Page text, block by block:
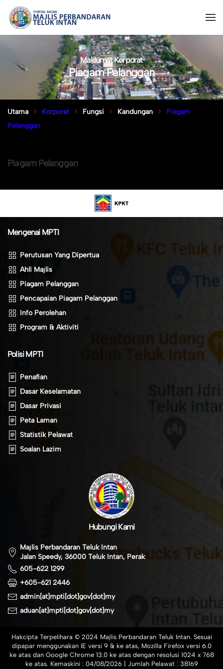
Maklumat Korporat
Piagam Pelanggan
Utama Korporat Fungsi Kandungan
Piagam
Pelanggan
Piagam Pelanggan
Mengenai MPTI
Perutusan Yang Dipertua
Ahli Majlis
Piagam Pelanggan
Pencapaian Piagam Pelanggan
Info Perolehan
Program & Aktiviti
Polisi MPTI
Penafian
Dasar Keselamatan
Dasar Privasi
Peta Laman
Statistik Pelawat
Soalan Lazim
Hubungi Kami
Majlis Perbandaran Teluk Intan
Jalan Speedy, 36000 Teluk Intan, Perak
605-622 1299
+605-621 2446
admin[at]mpti[dot]gov[dot]my
aduan[at]mpti[dot]gov[dot]my
Hakcipta Terpelihara © 2024 Majlis Perbandaran Teluk Intan. Sesuai
dipapar menggunakan IE versi 9 & ke atas, Mozilla Firefox versi 6.0
ke atas dan Google Chrome 13.0 ke atas dengan resolusi 1024 x 768
ke atas. Kemaskini : 04/08/2026 | Jumlah Pelawat : 38169